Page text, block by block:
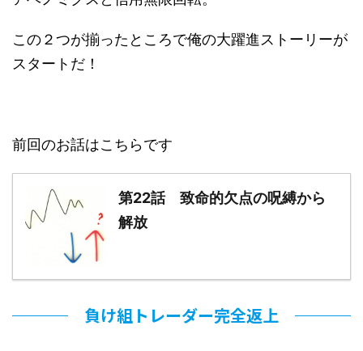
この２つが揃ったところで俺の大躍進ストーリーが
スタートだ！
前回のお話はこちらです
第22話 致命的欠点の呪縛から
解放
負け組トレーダー完全返上